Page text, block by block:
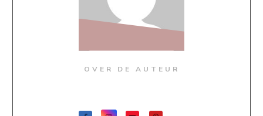
OVER DE AUTEUR